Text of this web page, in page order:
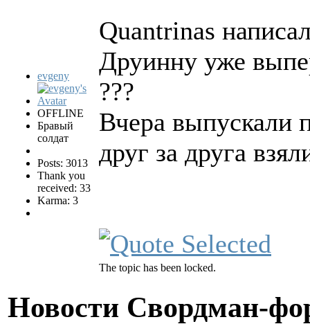
evgeny
OFFLINE
Бравый
солдат
Posts: 3013
Thank you
received: 33
Karma: 3
Quantrinas
Друинну уже
???
Вчера выпускали
друг за друга
The topic has been locked.
Новости Свордман-